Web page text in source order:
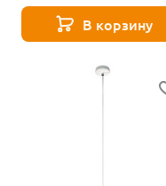
В корзину